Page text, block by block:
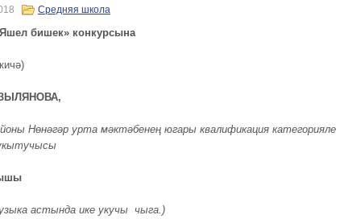
Средняя школа
бишек» конкурсына
Нөнәгәр урта мәктәбенең югары квалификация категорияле
астында ике укучы чыга.)